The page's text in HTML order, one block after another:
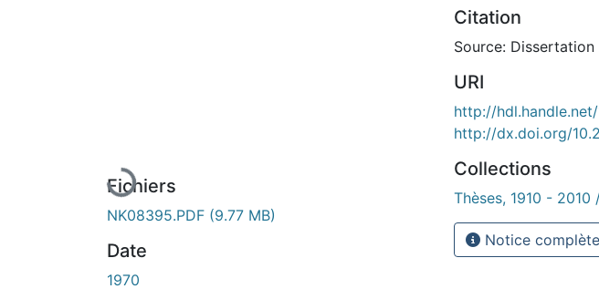
Fichiers
NK08395.PDF (9.77 MB)
Date
1970
Citation
Source:
URI
http://
http://dx.doi.org/
Collections
Thèses, 1910 - 2010
Notice complète